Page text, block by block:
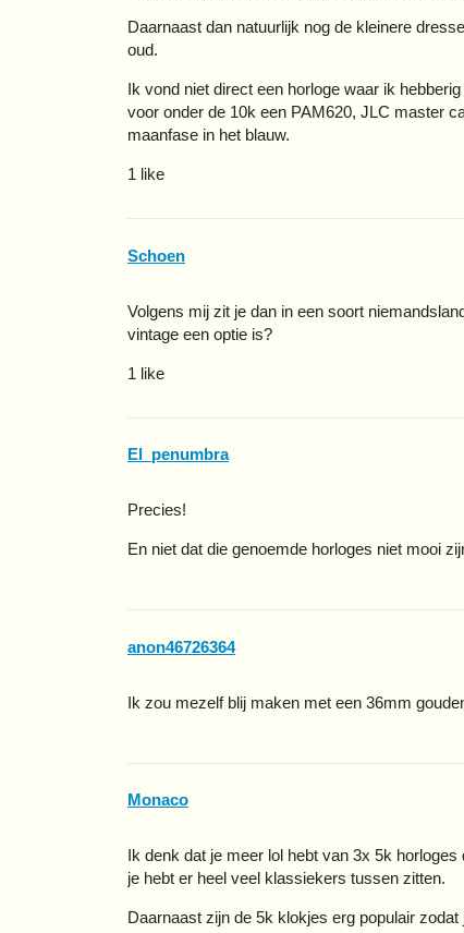
Daarnaast dan natuurlijk nog de kleinere
oud.
Ik vond niet direct een horloge waar ik
voor onder de 10k een PAM620, JLC master
maanfase in het blauw.
1 like
Schoen
Volgens mij zit je dan in een soort
vintage een optie is?
1 like
El_penumbra
Precies!
En niet dat die genoemde horloges niet mooi
anon46726364
Ik zou mezelf blij maken met een 36mm
Monaco
Ik denk dat je meer lol hebt van 3x 5k
je hebt er heel veel klassiekers tussen zitten.
Daarnaast zijn de 5k klokjes erg populair